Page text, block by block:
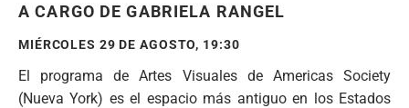
A CARGO DE GABRIELA RANGEL
MIÉRCOLES 29 DE AGOSTO, 19:30
El programa de Artes Visuales de Americas Society
(Nueva York) es el espacio más antiguo en los Estados